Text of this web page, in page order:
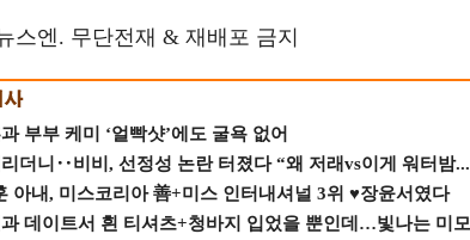
스엔. 무단전재 & 재배포 금지
부부 케미 ‘얼빡샷’에도 굴욕 없어
더니‥비비, 선정성 논란 터졌다 “왜 저래vs이게 워터밤...
아내, 미스코리아 善+미스 인터내셔널 3위 ♥장윤서였다
데이트서 흰 티셔츠+청바지 입었을 뿐인데…빛나는 미모